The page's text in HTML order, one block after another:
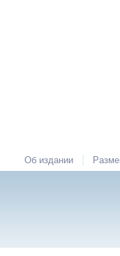
Об издании |